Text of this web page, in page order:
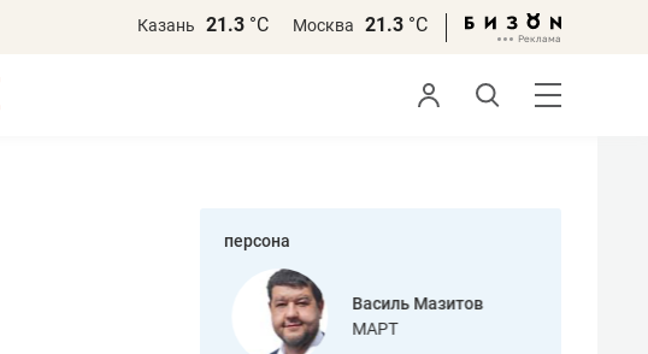
Казань 21.3 °С Москва 21.3 °С
персона
Василь Мазитов
МАРТ